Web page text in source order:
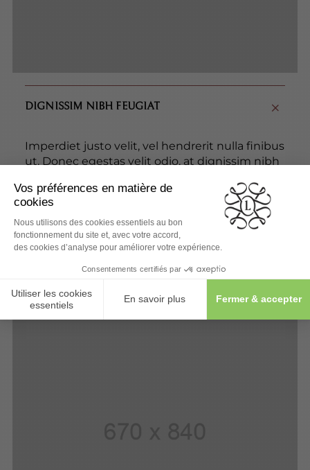
DIGNISSIM NIBH FEUGIAT
Imperdiet justo velit, vel hendrerit nulla finibus
ut. Donec egestas velit odio, at dignissim nibh
viverra.